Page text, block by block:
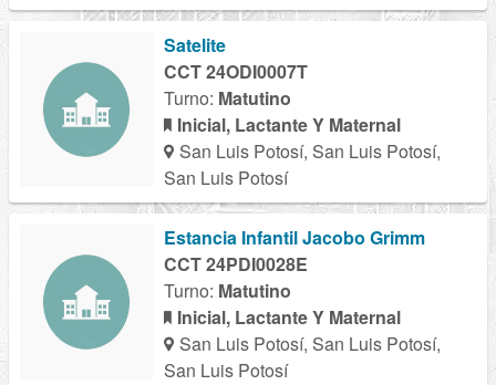
Satelite
CCT 24ODI0007T
Turno: Matutino
Inicial, Lactante Y Maternal
San Luis Potosí, San Luis Potosí,
San Luis Potosí
Estancia Infantil Jacobo Grimm
CCT 24PDI0028E
Turno: Matutino
Inicial, Lactante Y Maternal
San Luis Potosí, San Luis Potosí,
San Luis Potosí